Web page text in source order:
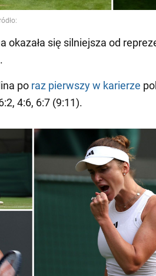
okazała się silniejsza od
po raz pierwszy w karierze
4:6, 6:7 (9:11).